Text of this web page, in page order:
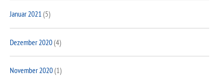
Januar 2021(5)
Dezember 2020(4)
November 2020(1)